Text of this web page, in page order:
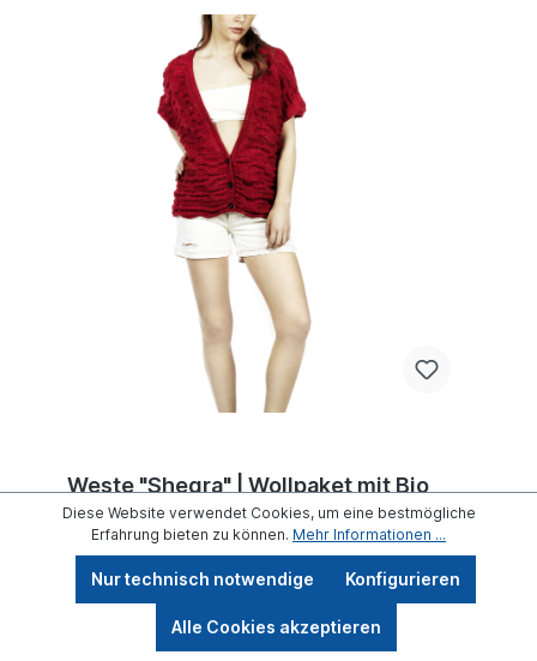
Weste "Shegra" | Wollpaket mit Bio
Merinos | Stricken | Anna-Maria Busch
Wollpaket inkl. der Anleitung gratis
61,60 €*
Werkzeugleiste anzeigen
Diese Website verwendet Cookies, um eine bestmögliche
Erfahrung bieten zu können. Mehr Informationen ...
Nur technisch notwendige Konfigurieren
Alle Cookies akzeptieren